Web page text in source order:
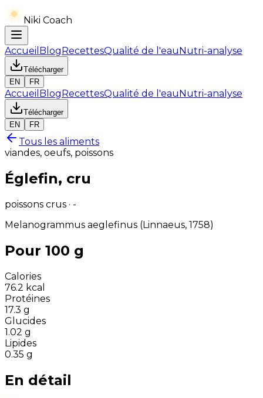
Niki Coach
Accueil BlogRecettesQualité de l'eauNutri-analyse
Télécharger
EN
FR
Accueil BlogRecettesQualité de l'eauNutri-analyse
Télécharger
EN
FR
Tous les aliments
viandes, oeufs, poissons
Églefin, cru
poissons crus · -
Melanogrammus aeglefinus (Linnaeus, 1758)
Pour 100 g
Calories
76.2 kcal
Protéines
17.3 g
Glucides
1.02 g
Lipides
0.35 g
En détail